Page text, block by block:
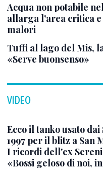
Acqua non potabile
allarga l'area critica e
malori
Tuffi al lago del Mis,
«Serve buonsenso»
VIDEO
Ecco il tanko usato
1997 per il blitz a San
I ricordi dell'ex
«Bossi geloso di noi,